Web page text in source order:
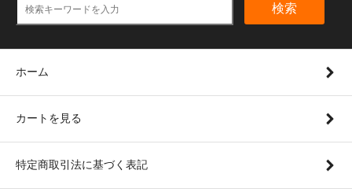
検索
ホーム
カートを見る
特定商取引法に基づく表記